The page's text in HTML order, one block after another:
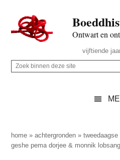
naar
de
inhoud
secondary
naar
de
sidebar
naar
de
Ontwart en
Rechts
vijftiende
Z
p
d
Z
i
n
home »achtergronden »
geshe pema dorjee & monnik lobsang